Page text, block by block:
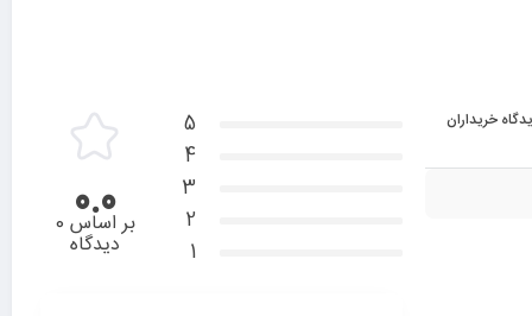
خریداران
5
4
3
2
1
0.0 بر اساس 0
دیدگاه